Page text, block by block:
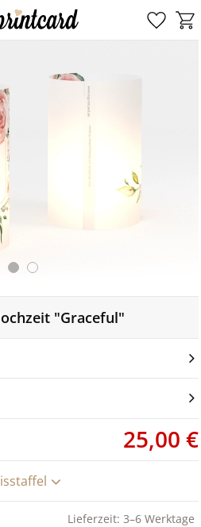
"Graceful"
25,00 €
Lieferzeit: 3–6 Werktage